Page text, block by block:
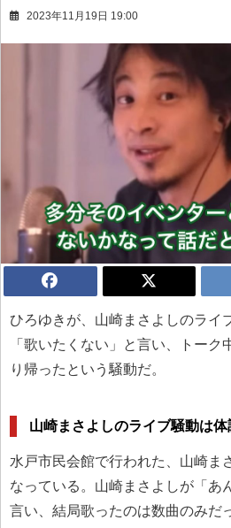
2023年11月19日 19:00
ひろゆきが、山崎まさよしのライ
「歌いたくない」と言い、トーク
り帰ったという騒動だ。
山崎まさよしのライブ騒動は体
水戸市民会館で行われた、山崎ま
なっている。山崎まさよしが「あ
言い、結局歌ったのは数曲のみだ